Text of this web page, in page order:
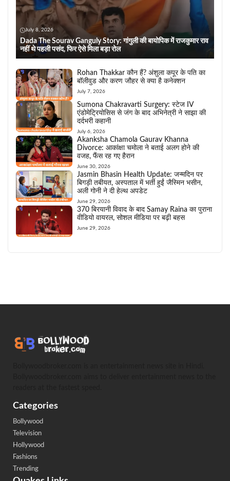
July 8, 2026
Dada The Sourav Ganguly Story: गांगुली की बायोपिक में राजकुमार राव
नहीं थे पहली पसंद, फिर ऐसे मिला बड़ा रोल
Rohan Thakkar कौन हैं? अंशुला कपूर के पति का
बॉलीवुड और करण जौहर से क्या है कनेक्शन
July 7, 2026
Sumona Chakravarti Surgery: स्टेज IV
एंडोमेट्रियोसिस से जंग के बाद अभिनेत्री ने साझा की
दर्दभरी कहानी
July 6, 2026
Akanksha Chamola Gaurav Khanna
Divorce: आकांक्षा चमोला ने बताई अलग होने की
वजह, फैंस रह गए हैरान
June 30, 2026
Jasmin Bhasin Health Update: जन्मदिन पर
बिगड़ी तबीयत, अस्पताल में भर्ती हुईं जैस्मिन भसीन,
अली गोनी ने दी हेल्थ अपडेट
June 29, 2026
370 बिरयानी विवाद के बाद Samay Raina का पुराना
वीडियो वायरल, सोशल मीडिया पर बढ़ी बहस
June 29, 2026
Categories
Bollywood
Television
Hollywood
Fashions
Trending